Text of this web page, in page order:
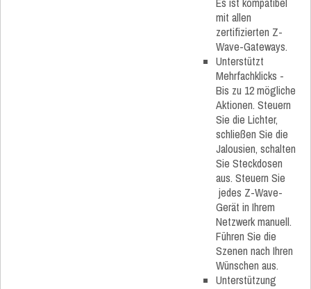
mit allen
zertifizierten Z-
Wave-Gateways.
Unterstützt
Mehrfachklicks -
Bis zu 12 mögliche
Aktionen. Steuern
Sie die Lichter,
schließen Sie die
Jalousien, schalten
Sie Steckdosen
aus. Steuern Sie
jedes Z-Wave-
Gerät in Ihrem
Netzwerk manuell.
Führen Sie die
Szenen nach Ihren
Wünschen aus.
Unterstützung